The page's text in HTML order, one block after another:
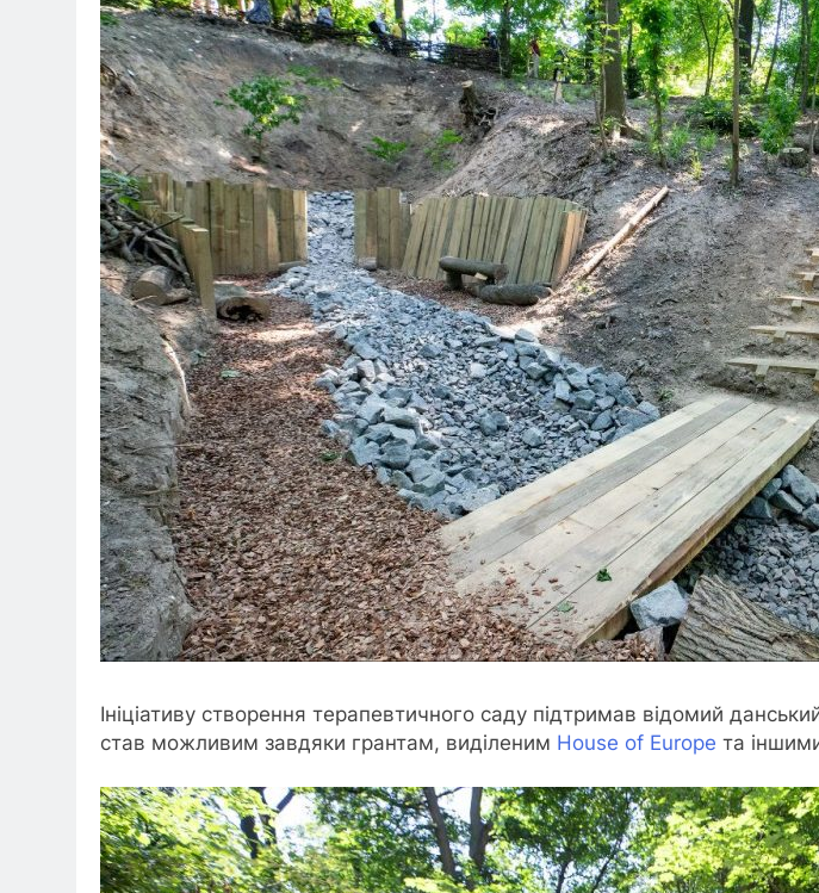
Ініціативу створення терапевтичного саду підтримав відомий
став можливим завдяки грантам, виділеним House of Europe та